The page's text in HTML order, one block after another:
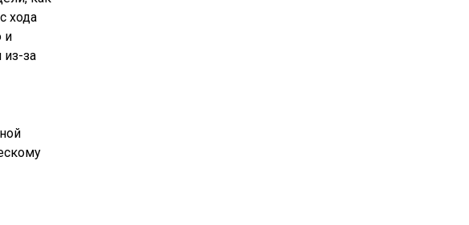
хода
и
из-за